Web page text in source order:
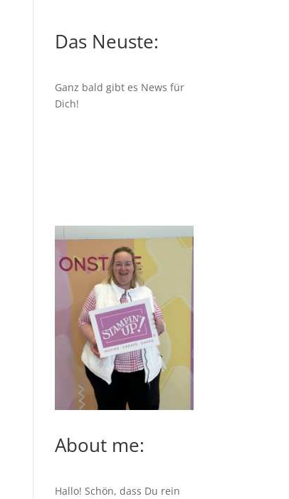
Das Neuste:
Ganz bald gibt es News für
Dich!
About me:
Hallo! Schön, dass Du rein